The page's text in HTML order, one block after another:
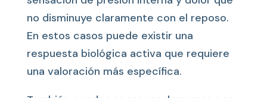
no disminuye claramente con el reposo.
En estos casos puede existir una
respuesta biológica activa que requiere
una valoración más específica.